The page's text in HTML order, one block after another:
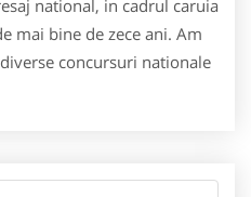
national, in cadrul caruia
mai bine de zece ani. Am
concursuri nationale